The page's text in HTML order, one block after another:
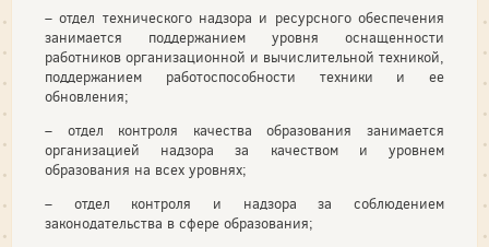
– отдел технического надзора и ресурсного обеспечения
занимается поддержанием уровня оснащенности
работников организационной и вычислительной техникой,
поддержанием работоспособности техники и ее
обновления;
– отдел контроля качества образования занимается
организацией надзора за качеством и уровнем
образования на всех уровнях;
– отдел контроля и надзора за соблюдением
законодательства в сфере образования;